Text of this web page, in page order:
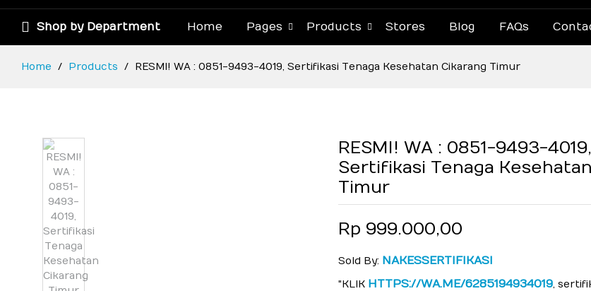
Shop by Department Home Pages Products Stores Blog FAQs
Home Products RESMI! WA : 0851-9493-4019, Sertifikasi Tenaga Kesehatan Cikarang Timur
RESMI! WA : 0851-9493-4019,
Sertifikasi Tenaga
Timur
Rp 999.000,00
Sold By: NAKESSERTIFIKASI
"KLIK HTTPS://WA.ME/6285194934019,